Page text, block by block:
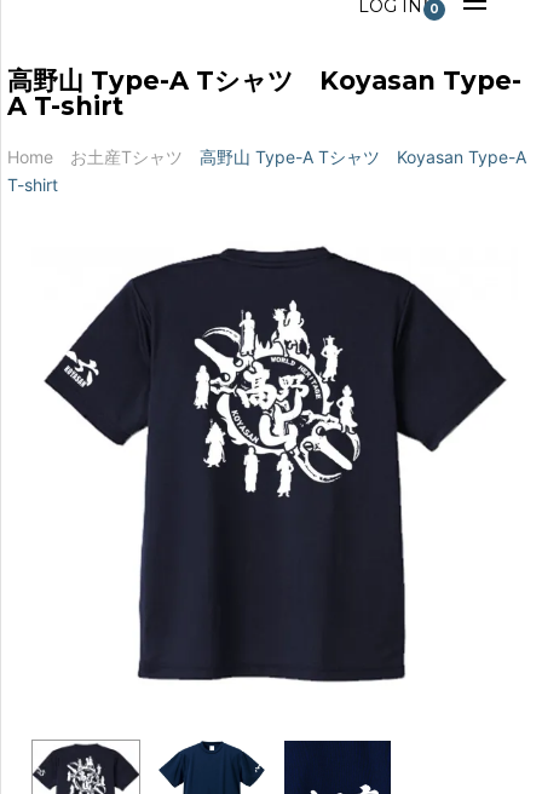
LOG IN 0
高野山 Type-A Tシャツ Koyasan Type-
A T-shirt
Home お土産Tシャツ
高野山 Type-A Tシャツ Koyasan Type-A
T-shirt